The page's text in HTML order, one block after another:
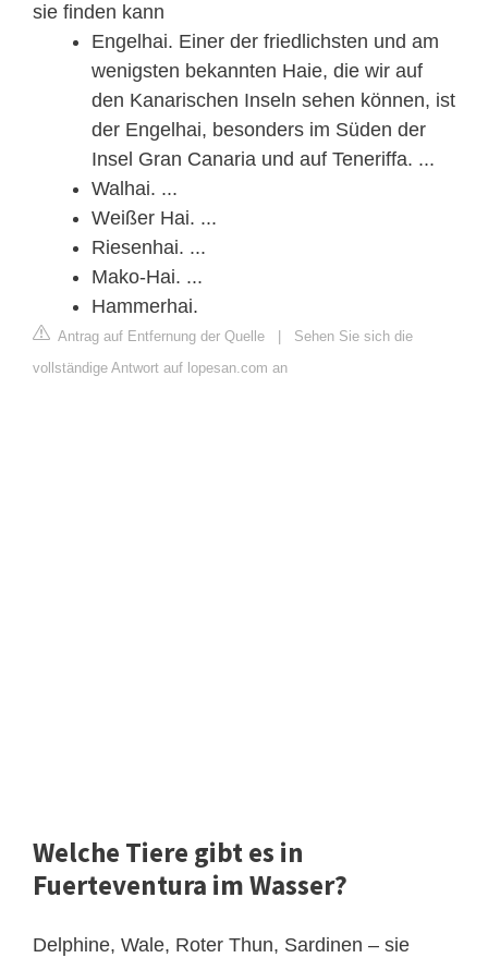
sie finden kann
Engelhai. Einer der friedlichsten und am
wenigsten bekannten Haie, die wir auf
den Kanarischen Inseln sehen können, ist
der Engelhai, besonders im Süden der
Insel Gran Canaria und auf Teneriffa. ...
Walhai. ...
Weißer Hai. ...
Riesenhai. ...
Mako-Hai. ...
Hammerhai.
Antrag auf Entfernung der Quelle
Sehen Sie sich die
vollständige Antwort auf lopesan.com an
Welche Tiere gibt es in
Fuerteventura im Wasser?
Delphine, Wale, Roter Thun, Sardinen – sie